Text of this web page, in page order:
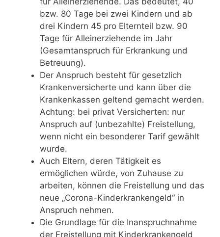
bzw. 80 Tage bei zwei Kindern und ab
drei Kindern 45 pro Elternteil bzw. 90
Tage für Alleinerziehende im Jahr
(Gesamtanspruch für Erkrankung und
Betreuung).
Der Anspruch besteht für gesetzlich
Krankenversicherte und kann über die
Krankenkassen geltend gemacht werden.
Achtung: bei privat Versicherten: nur
Anspruch auf (unbezahlte) Freistellung,
wenn nicht ein besonderer Tarif gewählt
wurde.
Auch Eltern, deren Tätigkeit es
ermöglichen würde, von Zuhause zu
arbeiten, können die Freistellung und das
neue „Corona-Kinderkrankengeld“ in
Anspruch nehmen.
Die Grundlage für die Inanspruchnahme
der Freistellung mit Kinderkrankengeld